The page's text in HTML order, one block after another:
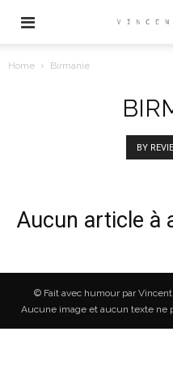
Home Birmanie
BY
Aucun article à
© Fait avec humour par
Aucune image et aucun texte ne